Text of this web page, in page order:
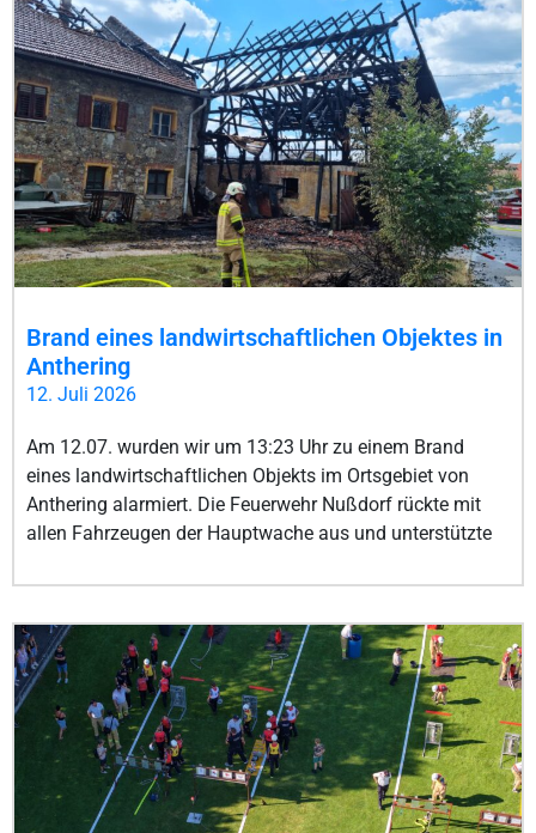
Brand eines landwirtschaftlichen Objektes in
Anthering
12. Juli 2026
Am 12.07. wurden wir um 13:23 Uhr zu einem Brand
eines landwirtschaftlichen Objekts im Ortsgebiet von
Anthering alarmiert. Die Feuerwehr Nußdorf rückte mit
allen Fahrzeugen der Hauptwache aus und unterstützte